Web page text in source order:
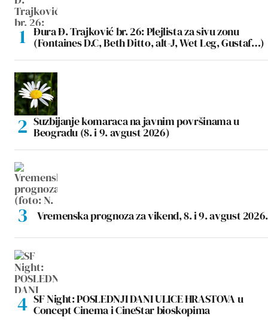
Đura Đ. Trajković br. 26: Plejlista za sivu zonu
(Fontaines D.C, Beth Ditto, alt-J, Wet Leg, Gustaf…)
Suzbijanje komaraca na javnim površinama u
Beogradu (8. i 9. avgust 2026)
Vremenska prognoza za vikend, 8. i 9. avgust 2026.
SF Night: POSLEDNJI DANI ULICE HRASTOVA u
Concept Cinema i CineStar bioskopima